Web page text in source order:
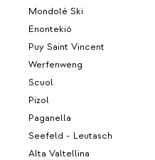
Mondolè Ski
Enontekiö
Puy Saint Vincent
Werfenweng
Scuol
Pizol
Paganella
Seefeld - Leutasch
Alta Valtellina